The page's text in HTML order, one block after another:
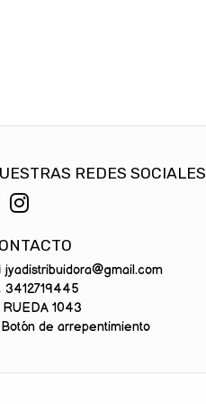
REDES SOCIALES
jyadistribuidora@gmail.com
3412719445
RUEDA 1043
de arrepentimiento